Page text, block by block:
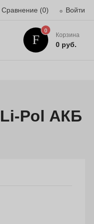
Сравнение (0) Войти
0
Корзина
0 руб.
Pol АКБ